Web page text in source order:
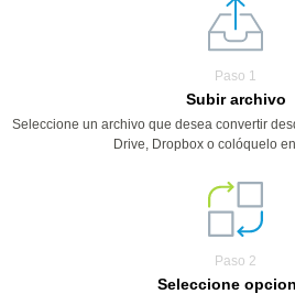
Paso 1
Subir archivo
Seleccione un archivo que desea convertir
Drive, Dropbox o colóquelo
Paso 2
Seleccione